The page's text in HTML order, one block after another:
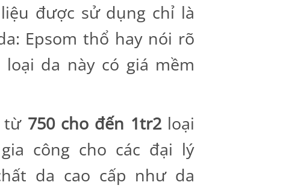
được sử dụng chỉ là
Epsom thổ hay nói rõ
da này có giá mềm
từ 750 cho đến 1tr2loại
công cho các đại lý
da cao cấp như da